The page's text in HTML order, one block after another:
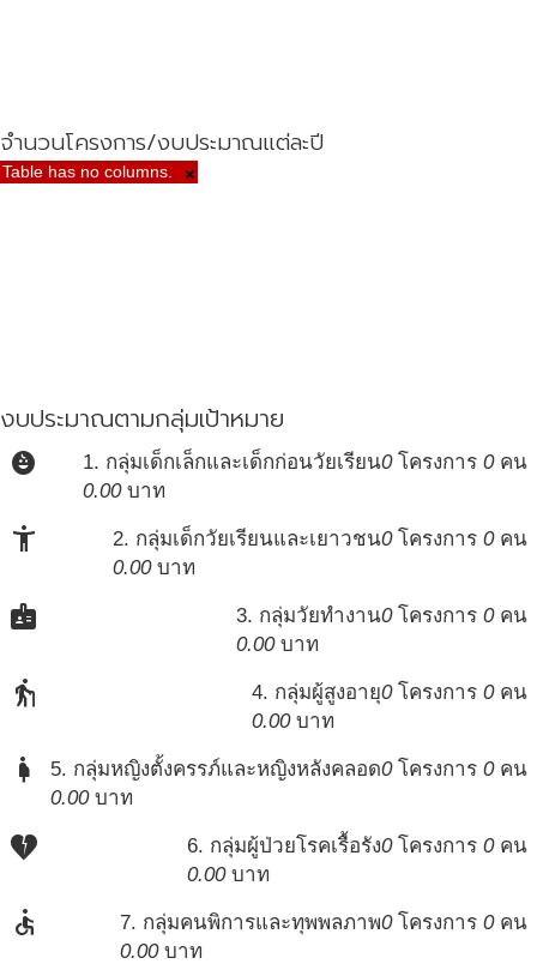
จำนวนโครงการ/งบประมาณแต่ละปี
Table has no columns. ×
งบประมาณตามกลุ่มเป้าหมาย
child_care 1. กลุ่มเด็กเล็กและเด็กก่อนวัยเรียน0โครงการ 0คน
0.00บาท
accessibility_new 2. กลุ่มเด็กวัยเรียนและเยาวชน0โครงการ 0คน
0.00บาท
badge 3. กลุ่มวัยทำงาน0โครงการ 0คน
0.00บาท
elderly 4. กลุ่มผู้สูงอายุ0โครงการ 0คน
0.00บาท
pregnant_woman 5. กลุ่มหญิงตั้งครรภ์และหญิงหลังคลอด0โครงการ 0คน
0.00บาท
heart_broken 6. กลุ่มผู้ป่วยโรคเรื้อรัง0โครงการ 0คน
0.00บาท
accessible 7. กลุ่มคนพิการและทุพพลภาพ0โครงการ 0คน
0.00บาท